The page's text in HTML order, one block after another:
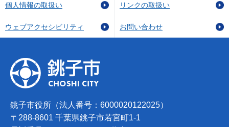
個人情報の取扱い リンクの取扱い
ウェブアクセシビリティ お問い合わせ
銚子市役所（法人番号：6000020122025）
〒288-8601 千葉県銚子市若宮町1-1